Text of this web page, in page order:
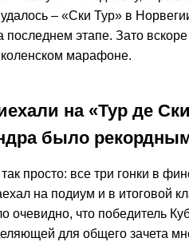
– «Ски Тур» в
этапе. Зато
марафоне.
на «Тур де
было
просто: все три гонки в
на подиум и в итоговой
очевидно, что победитель
для общего зачета